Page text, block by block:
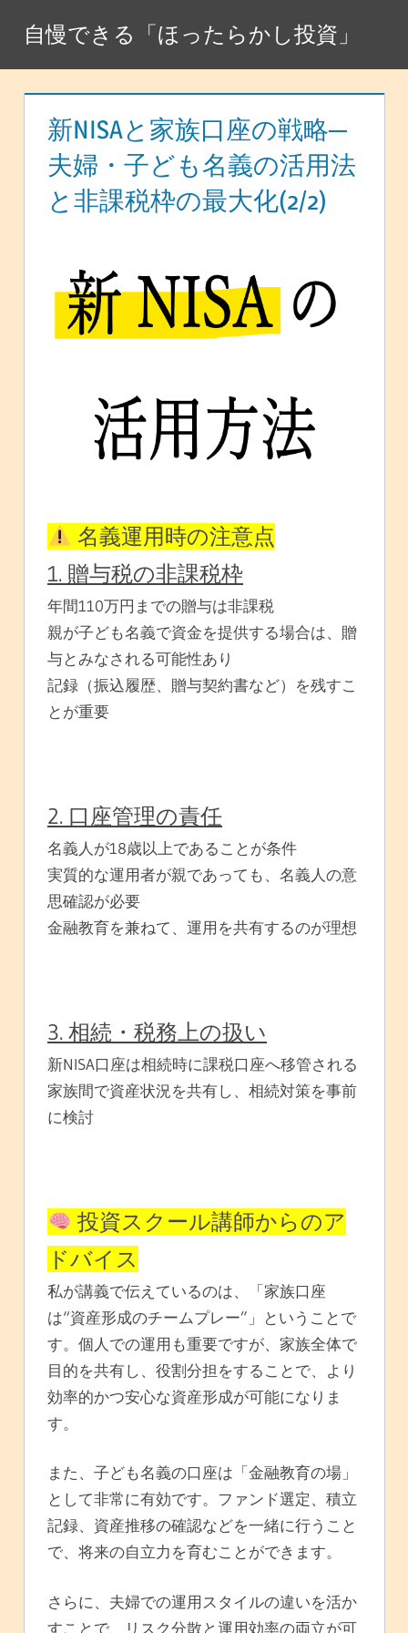
テ
自慢できる「ほったらかし投資」
新NISAと家族口座の戦略─
夫婦・子ども名義の活用法
と非課税枠の最大化(2/2)
名義運用時の注意点
1. 贈与税の非課税枠
年間110万円までの贈与は非課税
親が子ども名義で資金を提供する場合は、贈
与とみなされる可能性あり
記録（振込履歴、贈与契約書など）を残すこ
とが重要
2. 口座管理の責任
名義人が18歳以上であることが条件
実質的な運用者が親であっても、名義人の意
思確認が必要
金融教育を兼ねて、運用を共有するのが理想
3. 相続・税務上の扱い
新NISA口座は相続時に課税口座へ移管される
家族間で資産状況を共有し、相続対策を事前
に検討
投資スクール講師からのア
ドバイス
私が講義で伝えているのは、「家族口座
は“資産形成のチームプレー”」ということで
す。個人での運用も重要ですが、家族全体で
目的を共有し、役割分担をすることで、より
効率的かつ安心な資産形成が可能になりま
す。
また、子ども名義の口座は「金融教育の場」
として非常に有効です。ファンド選定、積立
記録、資産推移の確認などを一緒に行うこと
で、将来の自立力を育むことができます。
さらに、夫婦での運用スタイルの違いを活か
すことで、リスク分散と運用効率の両立が可